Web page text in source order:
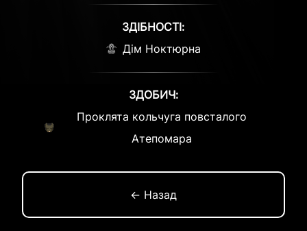
ЗДІБНОСТІ:
Дім Ноктюрна
ЗДОБИЧ:
Проклята кольчуга повсталого
Атепомара
← Назад